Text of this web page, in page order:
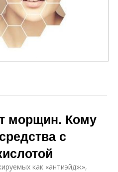
морщин. Кому
с
как «антиэйдж»,